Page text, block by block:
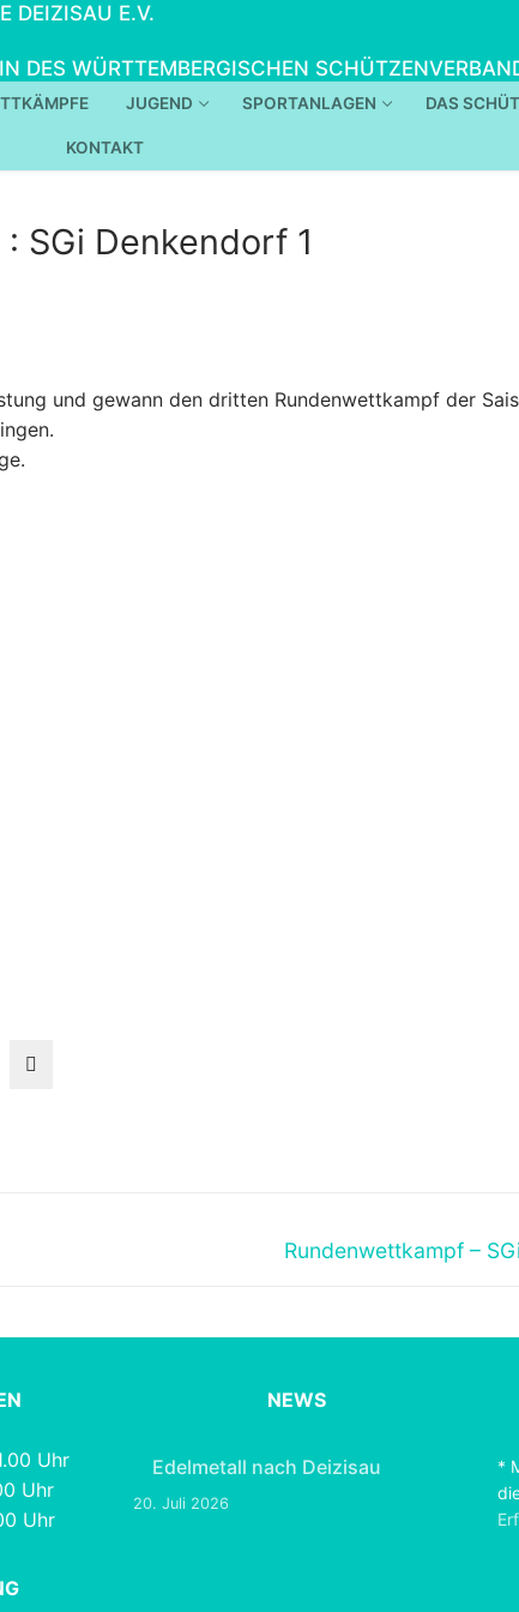
DEIZISAU E.V.
DES WÜRTTEMBERGISCHEN
JUGEND SPORTANLAGEN DAS
KONTAKT
SGi Denkendorf 1
und gewann den dritten Rundenwettkampf der
Nächster
Rundenwettkampf –
Uhr
Uhr
Uhr
NEWS
Edelmetall nach Deizisau
20. Juli 2026
*